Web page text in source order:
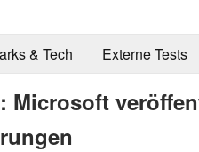
& Tech Externe Tests
Microsoft